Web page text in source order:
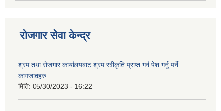
रोजगार सेवा केन्द्र
श्रम तथा रोजगार कार्यालयबाट श्रम स्वीकृति प्राप्त गर्न पेश गर्नु पर्ने
कागजातहरु
मिति: 05/30/2023 - 16:22